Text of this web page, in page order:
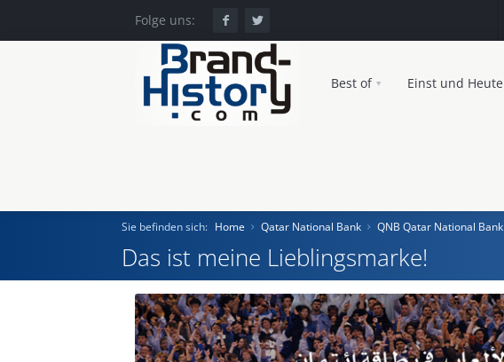
Folge uns:
Best of Einst und Heute
Home
Einst und Heute
Sie befinden sich: Home Qatar National Bank QNB Qatar National Bank
Das ist meine Lieblingsmarke!